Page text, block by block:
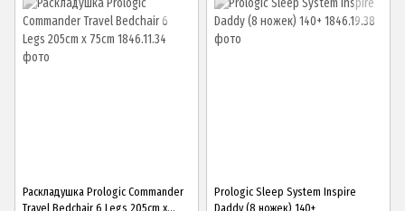
Раскладушка Prologic Commander
Travel Bedchair 6 Legs 205cm x
Prologic Sleep System Inspire
Daddy (8 ножек) 140+